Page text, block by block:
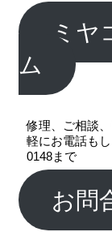
ミヤ
ム
修理、ご相談
軽にお電話も
0148まで
お問